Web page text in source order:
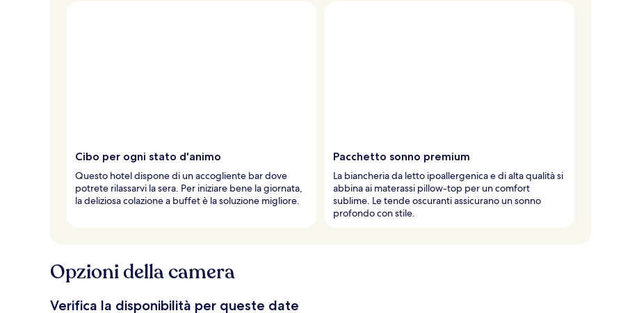
Cibo per ogni stato d'animo
Questo hotel dispone di un accogliente bar dove
potrete rilassarvi la sera. Per iniziare bene la giornata,
la deliziosa colazione a buffet è la soluzione migliore.
Pacchetto sonno premium
La biancheria da letto ipoallergenica e di alta qualità si
abbina ai materassi pillow-top per un comfort
sublime. Le tende oscuranti assicurano un sonno
profondo con stile.
Opzioni della camera
Verifica la disponibilità per queste date